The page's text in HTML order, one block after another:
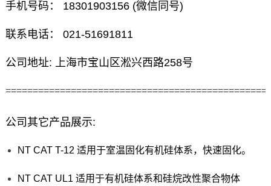
手机号码： 18301903156 (微信同号)
联系电话： 021-51691811
公司地址: 上海市宝山区淞兴西路258号
公司其它产品展示:
NT CAT T-12 适用于室温固化有机硅体系，快速固化。
NT CAT UL1 适用于有机硅体系和硅烷改性聚合物体